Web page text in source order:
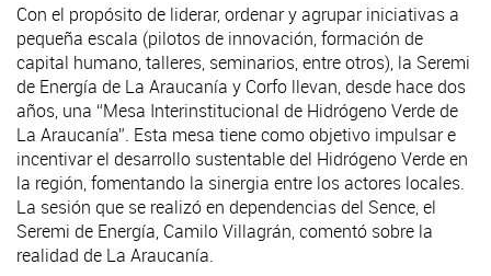
Con el propósito de liderar, ordenar y agrupar iniciativas a
pequeña escala (pilotos de innovación, formación de
capital humano, talleres, seminarios, entre otros), la Seremi
de Energía de La Araucanía y Corfo llevan, desde hace dos
años, una “Mesa Interinstitucional de Hidrógeno Verde de
La Araucanía”. Esta mesa tiene como objetivo impulsar e
incentivar el desarrollo sustentable del Hidrógeno Verde en
la región, fomentando la sinergia entre los actores locales.
La sesión que se realizó en dependencias del Sence, el
Seremi de Energía, Camilo Villagrán, comentó sobre la
realidad de La Araucanía.